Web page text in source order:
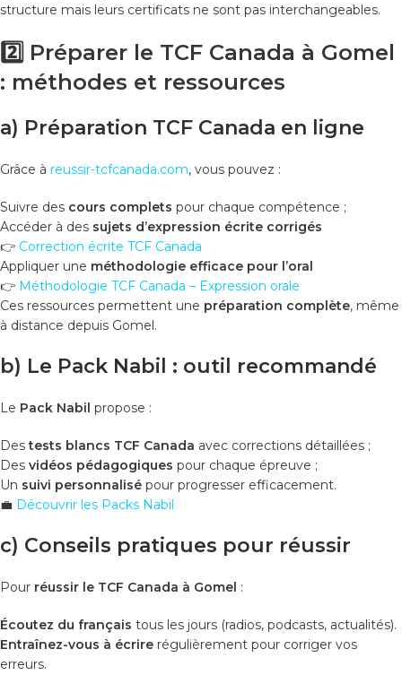
structure mais leurs certificats ne sont pas interchangeables.
2️⃣ Préparer le TCF Canada à Gomel
: méthodes et ressources
a) Préparation TCF Canada en ligne
Grâce à reussir-tcfcanada.com, vous pouvez :
Suivre des cours complets pour chaque compétence ;
Accéder à des sujets d’expression écrite corrigés
👉 Correction écrite TCF Canada
Appliquer une méthodologie efficace pour l’oral
👉 Méthodologie TCF Canada – Expression orale
Ces ressources permettent une préparation complète, même
à distance depuis Gomel.
b) Le Pack Nabil : outil recommandé
Le Pack Nabil propose :
Destests blancs TCF Canada avec corrections détaillées ;
Des vidéos pédagogiques pour chaque épreuve ;
Un suivi personnalisé pour progresser efficacement.
💼 Découvrir les Packs Nabil
c) Conseils pratiques pour réussir
Pour réussir le TCF Canada à Gomel :
Écoutez du français tous les jours (radios, podcasts, actualités).
Entraînez-vous à écrire régulièrement pour corriger vos
erreurs.